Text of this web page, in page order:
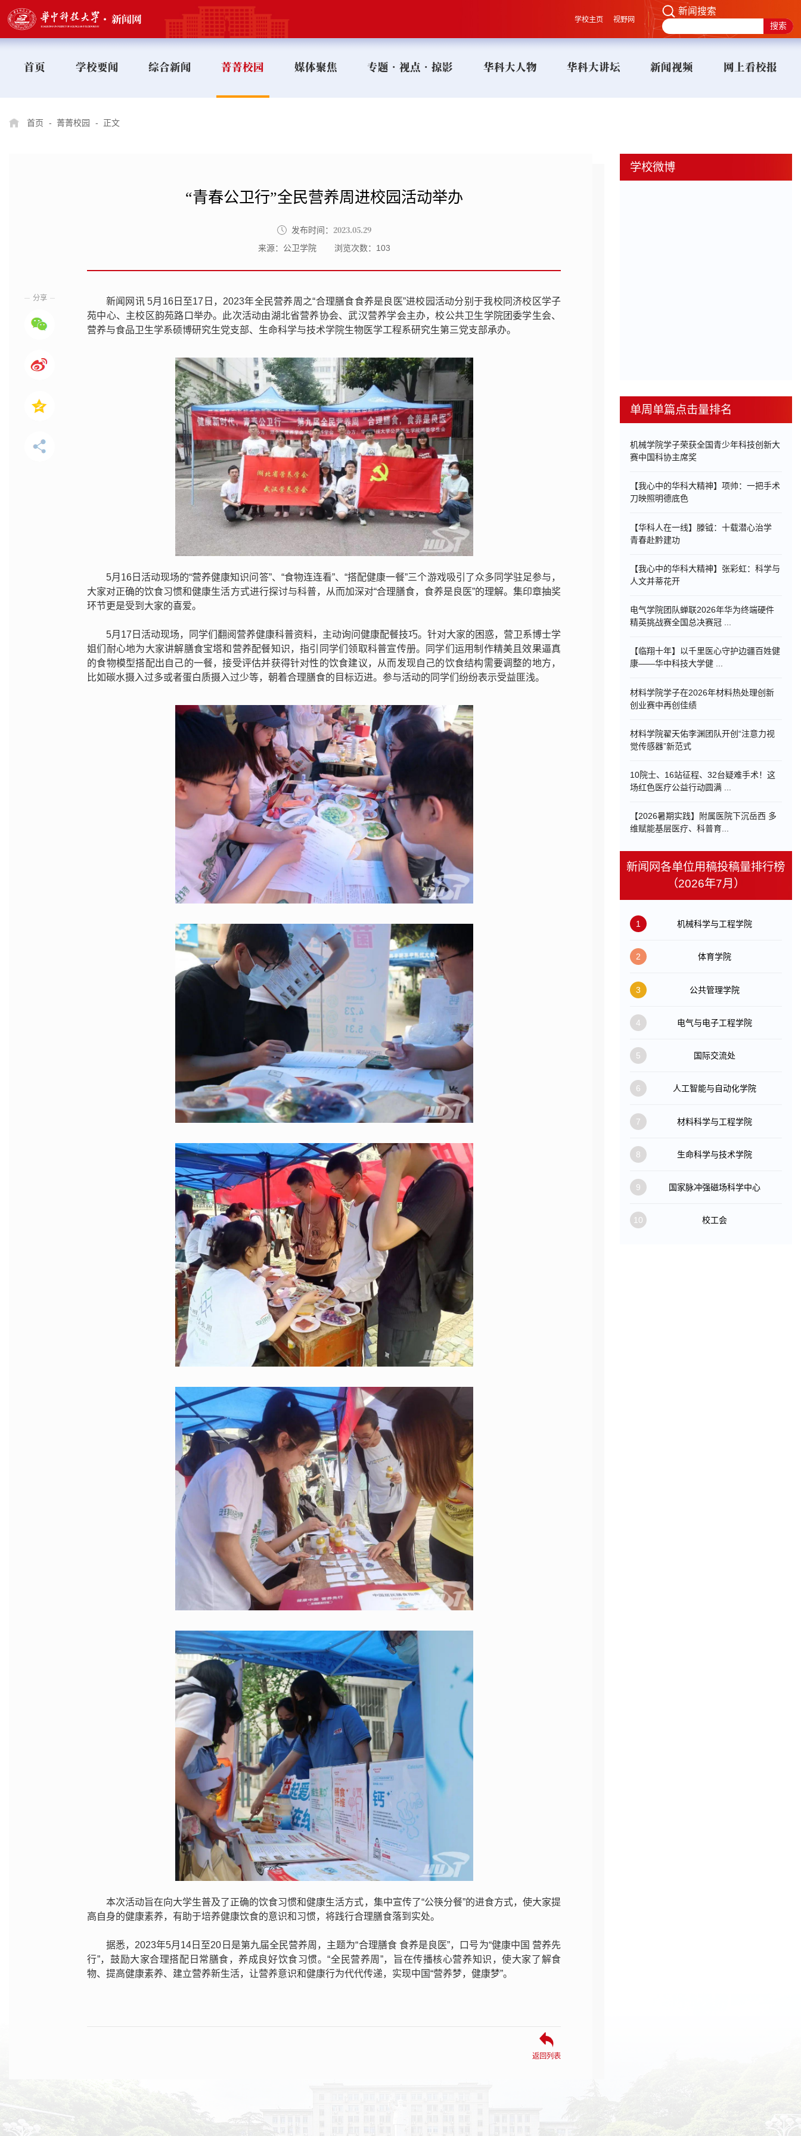
学校主页 视野网
新闻搜索
首页 学校要闻 综合新闻 菁菁校园 媒体聚焦 专题•视点•掠影 华科大人物 华科大讲坛 新闻视频 网上看校报
首页 - 菁菁校园 - 正文
“青春公卫行”全民营养周进校园活动举办
发布时间： 2023.05.29
来源：公卫学院 浏览次数： 103
新闻网讯 5月16日至17日，2023年全民营养周之“合理膳食食养是良医”进校园活动分别于我校同济校区学子
苑中心、主校区韵苑路口举办。此次活动由湖北省营养协会、武汉营养学会主办，校公共卫生学院团委学生会、
营养与食品卫生学系硕博研究生党支部、生命科学与技术学院生物医学工程系研究生第三党支部承办。
5月16日活动现场的“营养健康知识问答”、“食物连连看”、“搭配健康一餐”三个游戏吸引了众多同学驻足参与，
大家对正确的饮食习惯和健康生活方式进行探讨与科普，从而加深对“合理膳食，食养是良医”的理解。集印章抽奖
环节更是受到大家的喜爱。
5月17日活动现场，同学们翻阅营养健康科普资料，主动询问健康配餐技巧。针对大家的困惑，营卫系博士学
姐们耐心地为大家讲解膳食宝塔和营养配餐知识，指引同学们领取科普宣传册。同学们运用制作精美且效果逼真
的食物模型搭配出自己的一餐，接受评估并获得针对性的饮食建议，从而发现自己的饮食结构需要调整的地方，
比如碳水摄入过多或者蛋白质摄入过少等，朝着合理膳食的目标迈进。参与活动的同学们纷纷表示受益匪浅。
本次活动旨在向大学生普及了正确的饮食习惯和健康生活方式，集中宣传了“公筷分餐”的进食方式，使大家提
高自身的健康素养，有助于培养健康饮食的意识和习惯，将践行合理膳食落到实处。
据悉，2023年5月14日至20日是第九届全民营养周，主题为“合理膳食 食养是良医”，口号为“健康中国 营养先
行”，鼓励大家合理搭配日常膳食，养成良好饮食习惯。“全民营养周”，旨在传播核心营养知识，使大家了解食
物、提高健康素养、建立营养新生活，让营养意识和健康行为代代传递，实现中国“营养梦，健康梦”。
分享
返回列表
学校微博
单周单篇点击量排名
机械学院学子荣获全国青少年科技创新大
赛中国科协主席奖
【我心中的华科大精神】项帅：一把手术
刀映照明德底色
【华科人在一线】滕钺：十载潜心治学
青春赴黔建功
【我心中的华科大精神】张彩虹：科学与
人文并蒂花开
电气学院团队蝉联2026年华为终端硬件
精英挑战赛全国总决赛冠 ...
【临翔十年】以千里医心守护边疆百姓健
康——华中科技大学健 ...
材料学院学子在2026年材料热处理创新
创业赛中再创佳绩
材料学院翟天佑李渊团队开创“注意力视
觉传感器”新范式
10院士、16站征程、32台疑难手术！这
场红色医疗公益行动圆满 ...
【2026暑期实践】附属医院下沉岳西 多
维赋能基层医疗、科普育...
新闻网各单位用稿投稿量排行榜
（2026年7月）
1 机械科学与工程学院
2 体育学院
3 公共管理学院
4 电气与电子工程学院
5 国际交流处
6 人工智能与自动化学院
7 材料科学与工程学院
8 生命科学与技术学院
9 国家脉冲强磁场科学中心
10 校工会